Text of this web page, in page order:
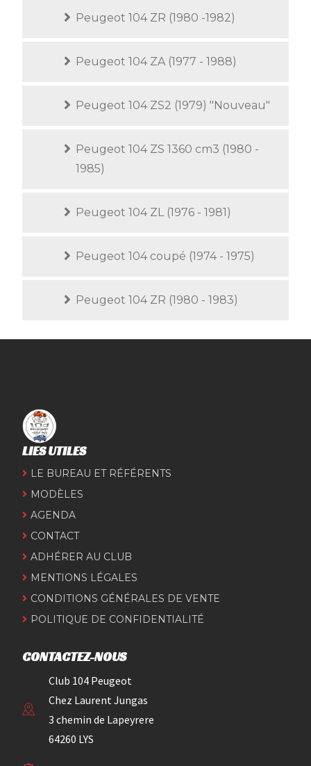
Peugeot 104 ZR (1980 -1982)
Peugeot 104 ZA (1977 - 1988)
Peugeot 104 ZS2 (1979) "Nouveau"
Peugeot 104 ZS 1360 cm3 (1980 -
1985)
Peugeot 104 ZL (1976 - 1981)
Peugeot 104 coupé (1974 - 1975)
Peugeot 104 ZR (1980 - 1983)
LIES UTILES
LE BUREAU ET RÉFÉRENTS
MODÈLES
AGENDA
CONTACT
ADHÉRER AU CLUB
MENTIONS LÉGALES
CONDITIONS GÉNÉRALES DE VENTE
POLITIQUE DE CONFIDENTIALITÉ
CONTACTEZ-NOUS
Club 104 Peugeot
Chez Laurent Jungas
3 chemin de Lapeyrere
64260 LYS